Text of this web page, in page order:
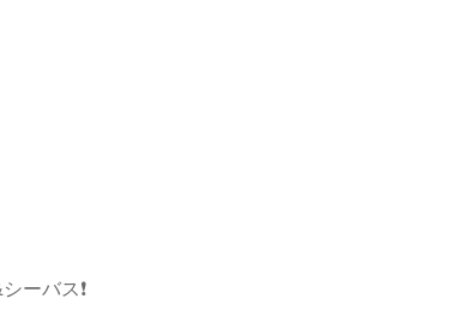
ーバス❗️